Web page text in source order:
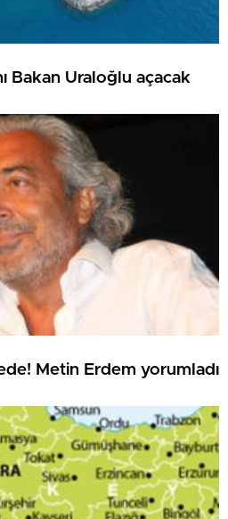
Bakan Uraloğlu açacak
Metin Erdem yorumladı